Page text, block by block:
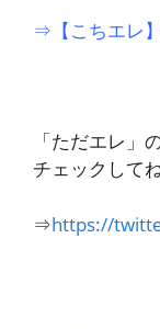
⇒【こちエレ
「ただエレ
チェックして
⇒https://